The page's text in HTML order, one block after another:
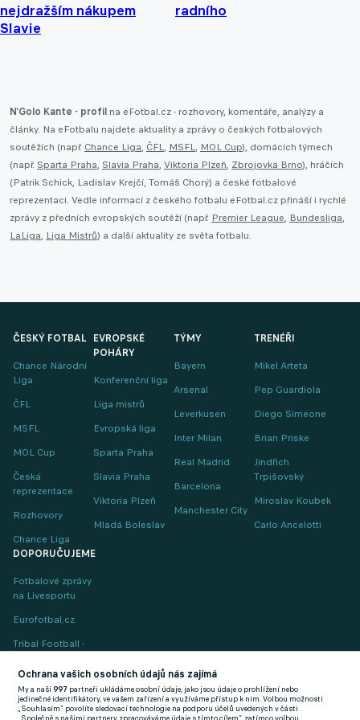
nejdražším nákupem
Slavie
radního
N'Golo Kante - profil na eFotbal.cz - rozhovory, komentáře, analýzy a
články. Na eFotbalu najdete aktuality a zprávy o českých fotbalových
soutěžích (např. Chance Liga, ČFL, MSFL, MOL Cup), domácích týmech
(např. Sparta Praha, Slavia Praha, Viktoria Plzeň, Zbrojovka Brno), hráčích
(Patrik Schick, Ladislav Krejčí, Tomáš Chorý) a české fotbalové
reprezentaci. Vedle informací z českého fotbalu eFotbal.cz přináší i rychlé
zprávy z předních evropských soutěží (např. Premier League, Bundesliga,
LaLiga, Liga Mistrů) a další aktuality ze světa fotbalu.
ČESKÝ FOTBAL
Chance Národní
Liga
ČFL
MSFL
MOL Cup
Česká
reprezentace
Rozhovory
Chance Liga
EVROPSKÉ
POHÁRY
Konferenční liga
Liga mistrů
Evropská liga
Sparta Praha
Slavia Praha
Viktoria Plzeň
Mladá Boleslav
TÝMY
Bayern
Arsenal
Leverkusen
Inter Milan
Real Madrid
Barcelona
Manchester City
TRENÉŘI
Mikel Arteta
Pep Guardiola
Diego Simeone
Brian Priske
Jindřich
Trpišovský
Miroslav Koubek
Carlo Ancelotti
DOPORUČUJEME
Fotbalové zprávy
na Livesportu
Eurofotbal.cz
Tribal Football -
(EN)
FlashFutbal (SK)
Ochrana vašich osobních údajů nás zajímá
My a naši997 partneři ukládáme osobní údaje, jako jsou údaje o prohlížení nebo
jedinečné identifikátory, ve vašem zařízení a využíváme přístup k nim. Volbou možnosti
„Souhlasím“ povolíte sledovací technologie na podporu účelů uvedených v části